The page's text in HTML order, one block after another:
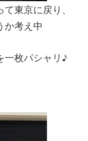
東京に戻り、
か考え中
一枚パシャリ♪